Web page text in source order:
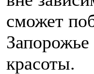
сможет
Запорожье
красоты.